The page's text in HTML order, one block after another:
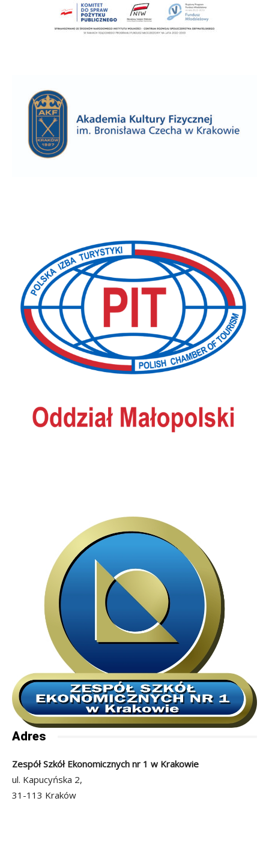
Adres
Zespół Szkół Ekonomicznych nr 1 w Krakowie
ul. Kapucyńska 2,
31-113 Kraków